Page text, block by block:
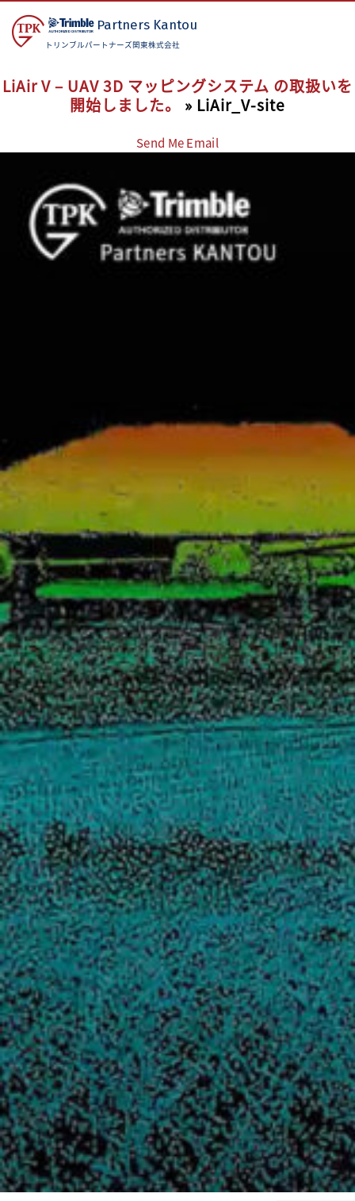
Partners Kantou
トリンブルパートナーズ関東株式会社
LiAir V – UAV 3D マッピングシステム の取扱いを
開始しました。
» LiAir_V-site
Send Me Email